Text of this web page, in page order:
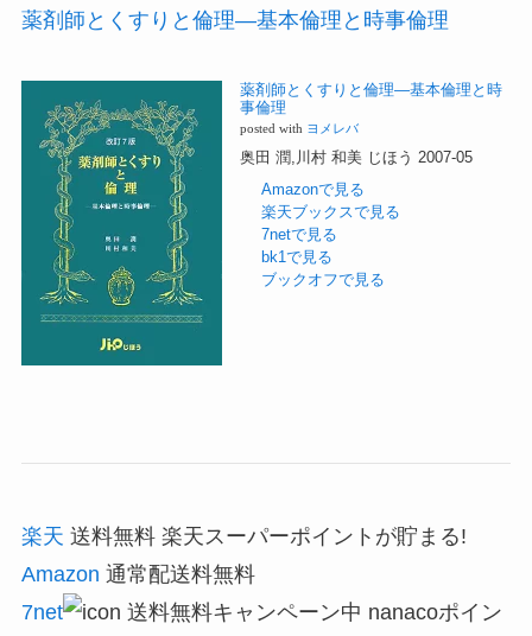
薬剤師とくすりと倫理―基本倫理と時事倫理
薬剤師とくすりと倫理―基本倫理と時
事倫理
posted with ヨメレバ
奥田 潤,川村 和美 じほう 2007-05
Amazonで見る
楽天ブックスで見る
7netで見る
bk1で見る
ブックオフで見る
楽天 送料無料 楽天スーパーポイントが貯まる!
Amazon 通常配送料無料
7net
送料無料キャンペーン中 nanacoポイン